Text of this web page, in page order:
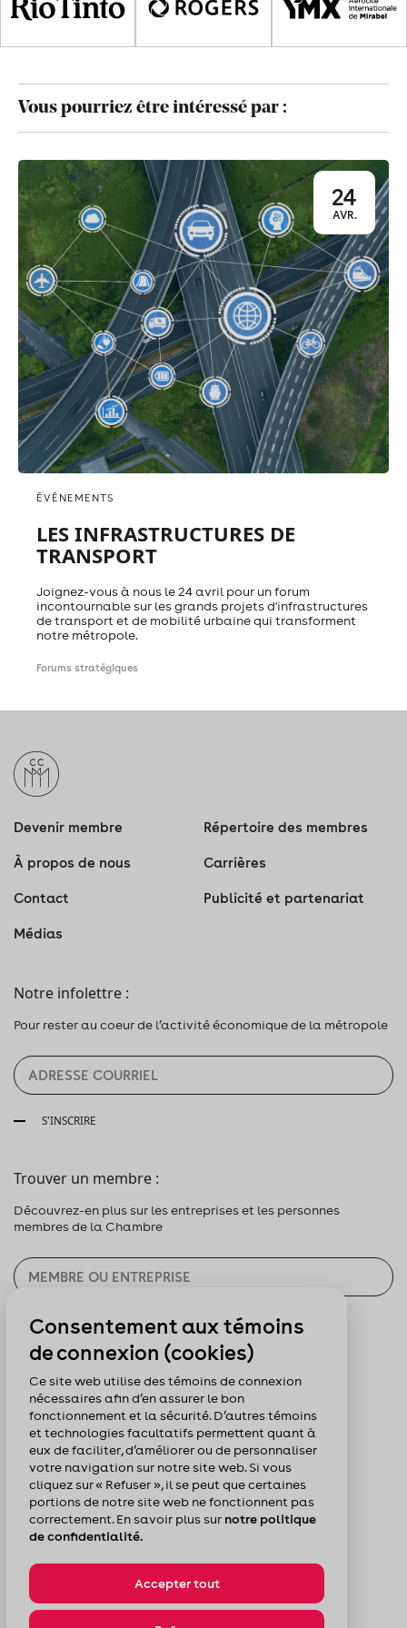
Vous pourriez être intéressé par :
ÉVÉNEMENTS
LES INFRASTRUCTURES DE
TRANSPORT
Joignez-vous à nous le 24 avril pour un forum
incontournable sur les grands projets d'infrastructures
de transport et de mobilité urbaine qui transforment
notre métropole.
Forums stratégiques
24
AVR.
Devenir membre Répertoire des membres
À propos de nous Carrières
Contact Publicité et partenariat
Médias
Notre infolettre :
Pour rester au coeur de l’activité économique de la métropole
S'INSCRIRE
Trouver un membre :
Découvrez-en plus sur les entreprises et les personnes
membres de la Chambre
CHERCHER
Pour nous suivre :
© Chambre de commerce du Montréal métropolitain
Consentement aux témoins
de connexion (cookies)
Ce site web utilise des témoins de connexion
nécessaires afin d’en assurer le bon
fonctionnement et la sécurité. D’autres témoins
et technologies facultatifs permettent quant à
eux de faciliter, d’améliorer ou de personnaliser
votre navigation sur notre site web. Si vous
cliquez sur « Refuser », il se peut que certaines
portions de notre site web ne fonctionnent pas
correctement. En savoir plus sur notre politique
de confidentialité.
Accepter tout